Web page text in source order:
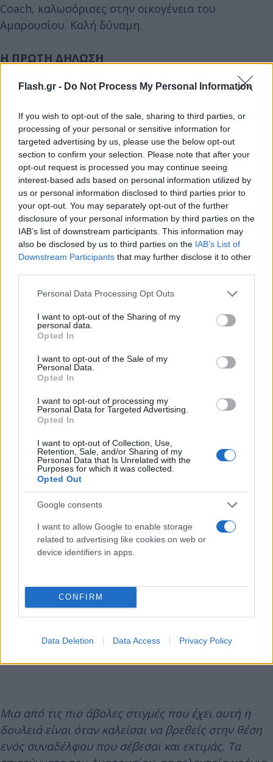
Flash.gr - Do Not Process My Personal Information
If you wish to opt-out of the sale, sharing to third parties, or
processing of your personal or sensitive information for
targeted advertising by us, please use the below opt-out
section to confirm your selection. Please note that after your
opt-out request is processed you may continue seeing
interest-based ads based on personal information utilized by
us or personal information disclosed to third parties prior to
your opt-out. You may separately opt-out of the further
disclosure of your personal information by third parties on the
IAB’s list of downstream participants. This information may
also be disclosed by us to third parties on the IAB’s List of
Downstream Participants that may further disclose it to other
Please note that this website/app uses one or more Google
not limited to your visit or usage behaviour. You may click to
grant or deny consent to Google and its third-party tags to
use your data for below specified purposes in below Google
consent section.
Personal Data Processing Opt Outs
I want to opt-out of the Sharing of my
personal data.
Opted In
I want to opt-out of the Sale of my
Personal Data.
Opted In
I want to opt-out of processing my
Personal Data for Targeted Advertising.
Opted In
I want to opt-out of Collection, Use,
Retention, Sale, and/or Sharing of my
Personal Data that Is Unrelated with the
Purposes for which it was collected.
Opted Out
Google consents
I want to allow Google to enable storage
related to advertising like cookies on web or
device identifiers in apps.
CONFIRM
Data Deletion Data Access Privacy Policy
Coach, καλωσόρισες στην οικογένεια του
Αμαρουσίου. Καλή δύναμη.
Η ΠΡΩΤΗ ΔΗΛΩΣΗ
«Είναι τιμή να σε εμπιστεύεται μια ομάδα που
ελληνικό μπάσκετ. Δεν είναι ώρα για πολλά λόγια.
Όλοι μαζί έχουμε να διαχειριστούμε μια ιδιαίτερη
χρονιά, γιατί το Μαρούσι επέστρεψε στην BasKet
League ως νεοφώτιστο.
Μπροστά μας έχουμε μακρύ δρόμο με πολλά
σημαντικά παιχνίδια, αρχής γενομένης από αυτό
του Σαββάτου με την Καρδίτσα. Όλοι όσοι
δουλεύουμε στην ομάδα οφείλουμε και είμαστε
αποφασισμένοι να δώσουμε τον καλύτερο εαυτό
μας για να πετύχουμε τους στόχους μας.
Μια από τις πιο άβολες στιγμές που έχει αυτή η
δουλειά είναι όταν καλείσαι να βρεθείς στην θέση
ενός συναδέλφου που σέβεσαι και εκτιμάς. Τα